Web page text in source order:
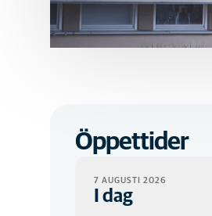
Öppettider
7 AUGUSTI 2026
I dag